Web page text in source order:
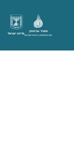
מדינת ישראל
משרד הביטחון
אגף משפחות, הנצחה ומורשת